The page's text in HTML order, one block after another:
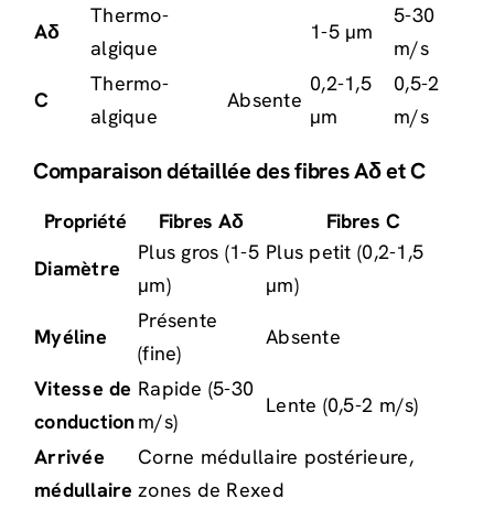
Aδ
Thermo-
algique
1-5 µm
5-30
m/s
C
Thermo-
algique
Absente
0,2-1,5
µm
0,5-2
m/s
Comparaison détaillée des fibres Aδ et C
Propriété Fibres Aδ
Fibres C
Diamètre
Plus gros (1-5
µm)
Plus petit (0,2-1,5
µm)
Myéline
Présente
(fine)
Absente
Vitesse de
conduction
Rapide (5-30
m/s)
Lente (0,5-2 m/s)
Arrivée
médullaire
Corne médullaire postérieure,
zones de Rexed